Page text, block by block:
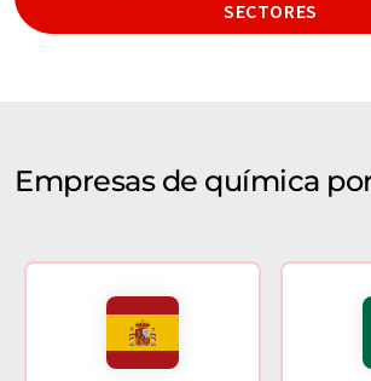
SECTORES
Empresas de química